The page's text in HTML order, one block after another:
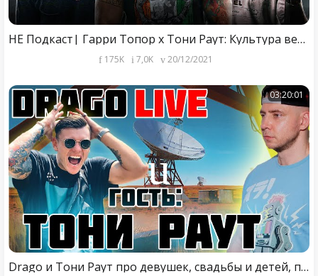
НЕ Подкаст| Гарри Топор x Тони Раут: Культура версус баттлов/ Реакция на клип Окси/ Рэперы в поп мма
175K 7,0K 20/12/2021
03:20:01
Drago и Тони Раут про девушек, свадьбы и детей, про Бали, про Гарри Топора, Yltramarine, и прочее!